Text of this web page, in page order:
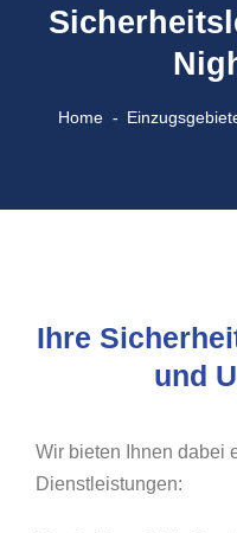
Home
Ihre
und
Wir bieten Ihnen dabei
Dienstleistungen: